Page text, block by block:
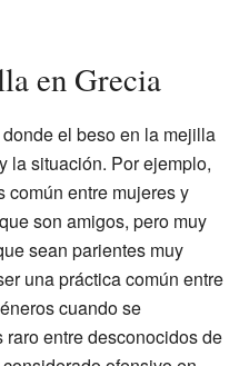
en Grecia
el beso en la mejilla
la situación. Por ejemplo,
común entre mujeres y
son amigos, pero muy
sean parientes muy
una práctica común entre
cuando se
entre desconocidos de